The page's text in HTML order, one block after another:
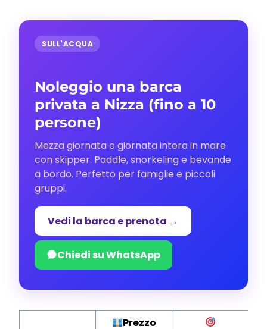
SULL'ACQUA
Noleggio una barca
privata a Nizza (fino a 10
persone)
Mezza giornata o giornata intera in mare
con skipper. Paddle, snorkeling e bevande
a bordo. Perfetto per famiglie e piccoli
gruppi.
Vedi la barca e prenota →
Chiedi su WhatsApp
Prezzo